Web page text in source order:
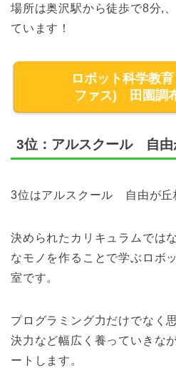
場所は奥沢駅から徒歩で8分,
ています！
ロボット科学教
ファス) 田園調
3位：アルスクール 自由
3位はアルスクール 自由が丘
決められたカリキュラムでは
なモノを作ることで学ぶロボ
室です。
プログラミング力だけでなく
決力など幅広く養っていきな
ートします。